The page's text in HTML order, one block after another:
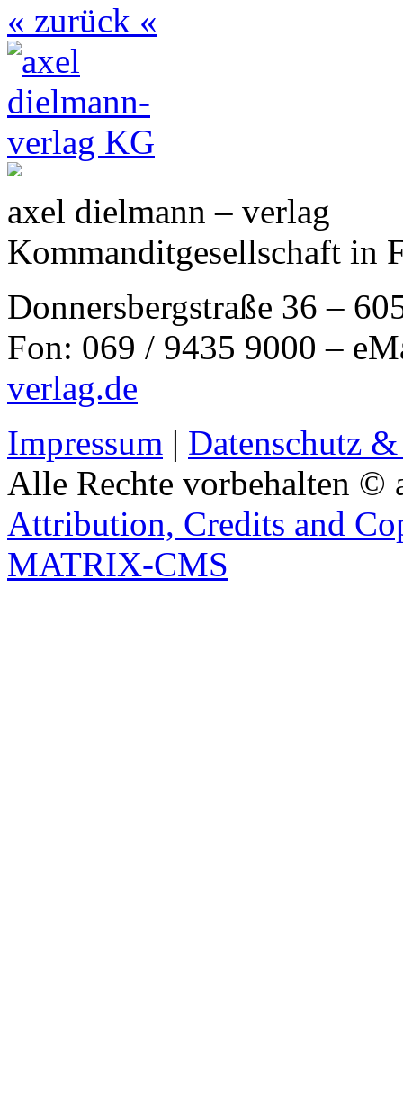
« zurück «
axel dielmann – verlag
Kommanditgesellschaft in
Donnersbergstraße 36 –
Fon: 069 / 9435 9000 –
verlag.de
Impressum | Datenschutz
Alle Rechte vorbehalten ©
Attribution, Credits and
MATRIX-CMS